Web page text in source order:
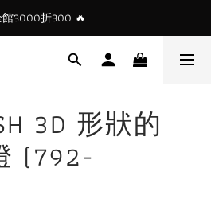
館3000折300 🔥
3D 形狀的
(792-